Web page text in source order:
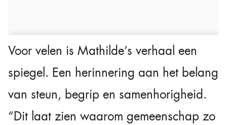
Voor velen is Mathilde’s verhaal een
spiegel. Een herinnering aan het belang
van steun, begrip en samenhorigheid.
“Dit laat zien waarom gemeenschap zo